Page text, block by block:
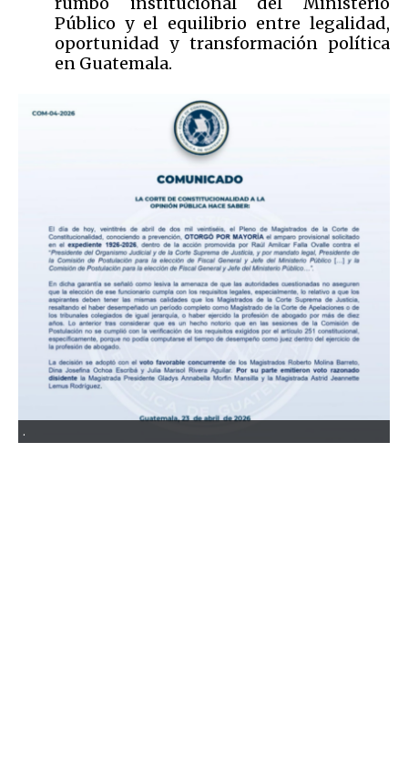
Público y el equilibrio entre legalidad,
oportunidad y transformación política
en Guatemala.
.